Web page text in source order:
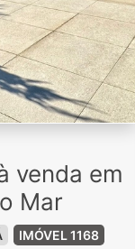
venda em
Mar
IMÓVEL 1168